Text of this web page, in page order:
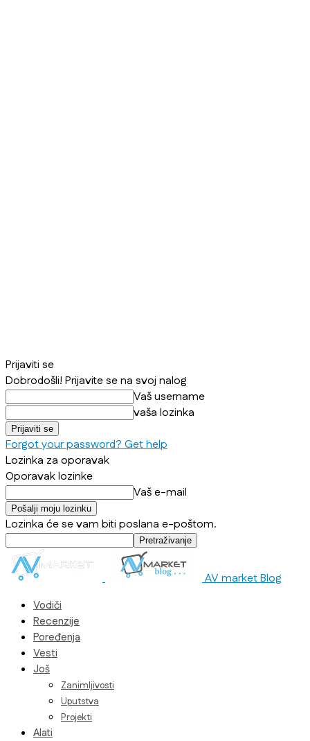
Prijaviti se
Dobrodošli! Prijavite se na svoj nalog
Vaš username
vaša lozinka
Forgot your password? Get help
Lozinka za oporavak
Oporavak lozinke
Vaš e-mail
Lozinka će se vam biti poslana e-poštom.
AV market Blog
Vodiči
Recenzije
Poređenja
Vesti
Još
Zanimljivosti
Uputstva
Projekti
Alati